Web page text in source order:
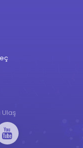
Ulaş